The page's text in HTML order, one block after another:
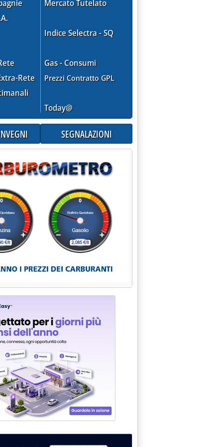
Rete
Mercato Tutelato
Indice Selectra - SQ
Gas - Consumi
Prezzi Contratto GPL
Today@
SEGNALAZIONI